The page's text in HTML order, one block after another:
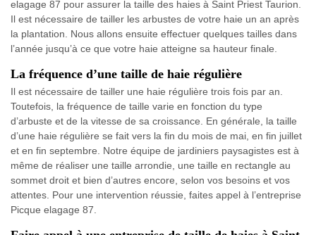
elagage 87 pour assurer la taille des haies à Saint Priest Taurion.
Il est nécessaire de tailler les arbustes de votre haie un an après
la plantation. Nous allons ensuite effectuer quelques tailles dans
l’année jusqu’à ce que votre haie atteigne sa hauteur finale.
La fréquence d’une taille de haie régulière
Il est nécessaire de tailler une haie régulière trois fois par an.
Toutefois, la fréquence de taille varie en fonction du type
d’arbuste et de la vitesse de sa croissance. En générale, la taille
d’une haie régulière se fait vers la fin du mois de mai, en fin juillet
et en fin septembre. Notre équipe de jardiniers paysagistes est à
même de réaliser une taille arrondie, une taille en rectangle au
sommet droit et bien d’autres encore, selon vos besoins et vos
attentes. Pour une intervention réussie, faites appel à l’entreprise
Picque elagage 87.